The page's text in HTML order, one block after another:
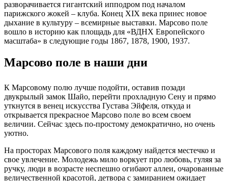
разворачивается гигантский ипподром под началом
парижского жокей – клуба. Конец XIX века принес новое
дыхание в культуру – всемирные выставки. Марсово поле
вошло в историю как площадь для «ВДНХ Европейского
масштаба» в следующие годы 1867, 1878, 1900, 1937.
Марсово поле в наши дни
К Марсовому полю лучше подойти, оставив позади
двукрылый замок Шайо, перейти прохладную Сену и прямо
уткнутся в венец искусства Густава Эйфеля, откуда и
открывается прекрасное Марсово поле во всем своем
величии. Сейчас здесь по-простому демократично, но очень
уютно.
На просторах Марсового поля каждому найдется местечко и
свое увлечение. Молодежь мило воркует про любовь, гуляя за
ручку, люди в возрасте неспешно огибают аллеи, очарованные
величественной красотой, детвора с замиранием ожидает